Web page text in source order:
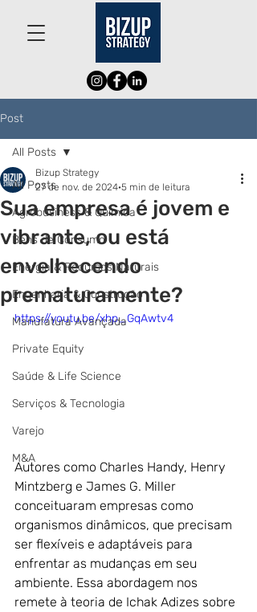
Post
All Posts
Agrobusiness & Química
Bens de Consumo
Energia & Recursos Naturais
Engenharia & Construção
Manufatura Avançada
Private Equity
Saúde & Life Science
Serviços & Tecnologia
Varejo
M&A
All Posts
Sua empresa é jovem e
vibrante, ou está
envelhecendo
prematuramente?
Bizup Strategy
27 de nov. de 2024 5 min de leitura
https://youtu.be/xhp_GqAwtv4
Autores como Charles Handy, Henry
Mintzberg e James G. Miller
conceituaram empresas como
organismos dinâmicos, que precisam
ser flexíveis e adaptáveis para
enfrentar as mudanças em seu
ambiente. Essa abordagem nos
remete à teoria de Ichak Adizes sobre